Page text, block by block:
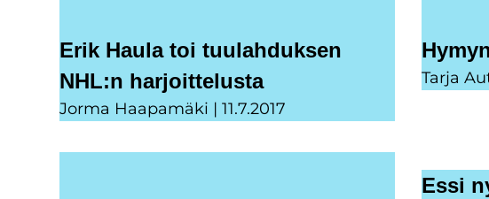
Erik Haula toi tuulahduksen
NHL:n harjoittelusta
Jorma Haapamäki 11.7.2017
Tarja
Essi